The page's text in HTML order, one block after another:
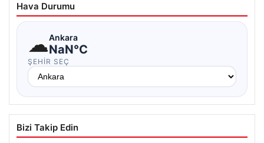
Hava Durumu
☁Ankara
NaN°C
ŞEHIR SEÇ
Bizi Takip Edin